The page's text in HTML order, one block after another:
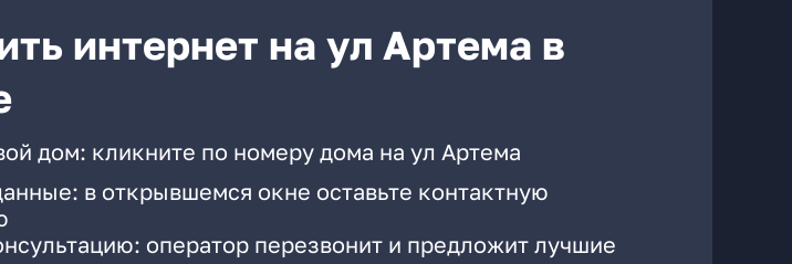
интернет на ул Артема в
дом: кликните по номеру дома на ул Артема
в открывшемся окне оставьте контактную
оператор перезвонит и предложит лучшие